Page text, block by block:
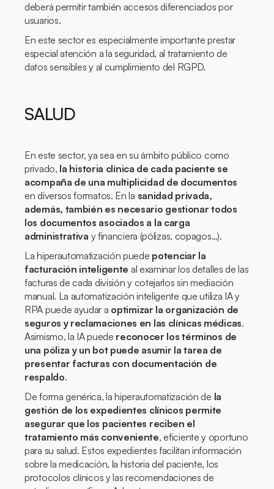
deberá permitir también accesos diferenciados por
usuarios.
En este sector es especialmente importante prestar
especial atención a la seguridad, al tratamiento de
datos sensibles y al cumplimiento del RGPD.
SALUD
En este sector, ya sea en su ámbito público como
privado, la historia clínica de cada paciente se
acompaña de una multiplicidad de documentos
en diversos formatos. En la sanidad privada,
además, también es necesario gestionar todos
los documentos asociados a la carga
administrativa y financiera (pólizas, copagos…).
La hiperautomatización puede potenciar la
facturación inteligente al examinar los detalles de las
facturas de cada división y cotejarlos sin mediación
manual. La automatización inteligente que utiliza IA y
RPA puede ayudar a optimizar la organización de
seguros y reclamaciones en las clínicas médicas.
Asimismo, la IA puede reconocer los términos de
una póliza y un bot puede asumir la tarea de
presentar facturas con documentación de
respaldo.
De forma genérica, la hiperautomatización de la
gestión de los expedientes clínicos permite
asegurar que los pacientes reciben el
tratamiento más conveniente, eficiente y oportuno
para su salud. Estos expedientes facilitan información
sobre la medicación, la historia del paciente, los
protocolos clínicos y las recomendaciones de